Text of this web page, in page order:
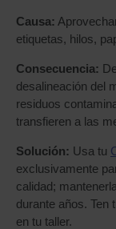
Causa:
etiquetas, hilos,
Consecuencia:
desalineación del
residuos
transfieren a las
Solución: Usa tu
exclusivamente
calidad;
durante años. Ten
en tu taller.